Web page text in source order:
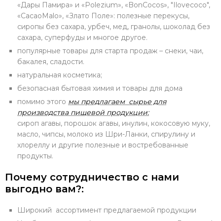
«Дары Памира» и «Polezium», «BonCocos», "Ilovecoco",
«CacaoMalo», «Злато Поле»: полезные перекусы,
сиропы без сахара, урбеч, мед, гранолы, шоколад без
сахара, суперфуды и многое другое.
популярные товары для старта продаж – снеки, чаи,
бакалея, сладости.
натуральная косметика;
безопасная бытовая химия и товары для дома
помимо этого мы предлагаем сырье для
производства пищевой продукции:
сироп агавы, порошок агавы, инулин, кокосовую муку,
масло, чипсы, молоко из Шри-Ланки, спирулину и
хлореллу и другие полезные и востребованные
продукты.
Почему сотрудничество с нами
выгодно вам?:
Широкий ассортимент предлагаемой продукции